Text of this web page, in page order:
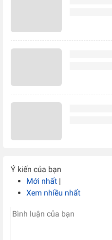
Ý kiến của bạn
Mới nhất |
Xem nhiều nhất